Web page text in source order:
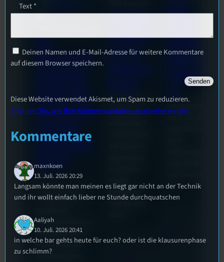
44.
Stummfil
2026: Ein
Interview
mit der
Festivalle
iterin
Die
Stummfilmwoche
in Regensburg ist
Stummfilmfestivals
Deutschland und
wurde auch mit
dem deutschen
Techno
Kollekt
ive in
Wie ist Techno
überhaupt
beleuchtet
Stufu
Beerpo
ngturni
er
Letzte Woche
am 7.Juli 2026
Ort!
Text*
Deinen Namen und E-Mail-Adresse für weitere Kommentare
auf diesem Browser speichern.
Diese Website verwendet Akismet, um Spam zu reduzieren.
Erfahren Sie, wie Ihre Kommentardaten verarbeitet werden.
Kommentare
maxnkoen
13. Juli. 2026 20:29
Langsam könnte man meinen es liegt gar nicht an der Technik
und ihr wollt einfach lieber ne Stunde durchquatschen
Aaliyah
10. Juli. 2026 20:41
in welche bar gehts heute für euch? oder ist die klausurenphase
zu schlimm?